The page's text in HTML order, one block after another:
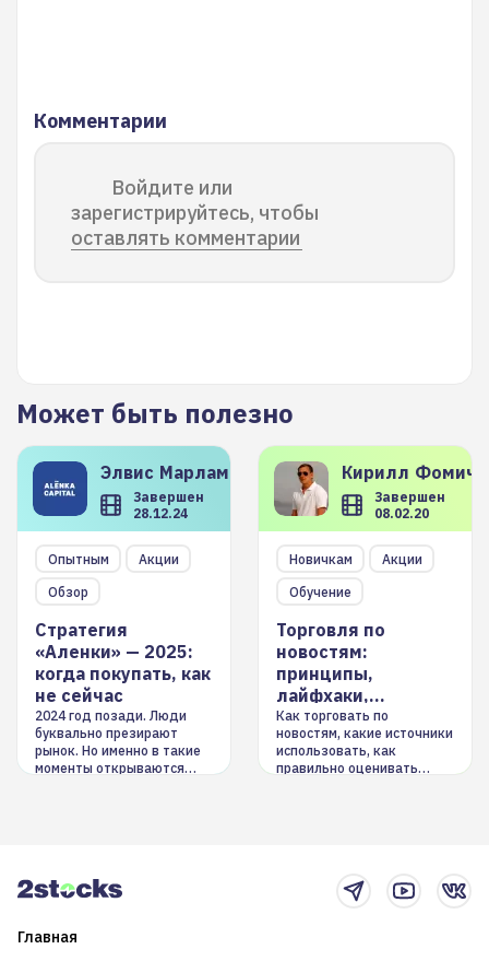
Комментарии
Войдите или
зарегистрируйтесь, чтобы
оставлять комментарии
Может быть полезно
Элвис Марламов
Завершен
28.12.24
Опытным
Акции
Обзор
Стратегия
«Аленки» — 2025:
когда покупать, как
не сейчас
2024 год позади. Люди
буквально презирают
рынок. Но именно в такие
моменты открываются
Кирилл
Завершен
08.02.20
Новичкам
Акции
Обучение
Торговля по
новостям:
принципы,
лайфхаки,
инструменты
Как торговать по
новостям, какие источники
использовать, как
правильно оценивать
Главная